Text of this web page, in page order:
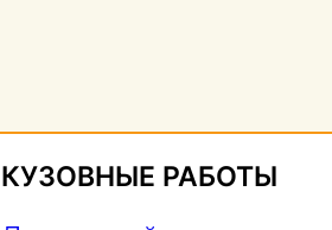
КУЗОВНЫЕ РАБОТЫ